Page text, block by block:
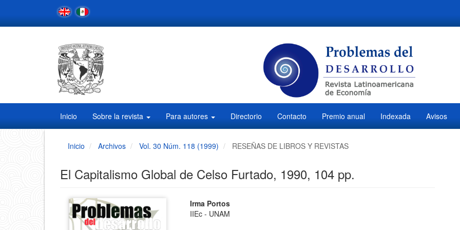
Contenido
Inicio Sobre la revista Para autores Directorio Contacto Premio anual Indexada Avisos
Inicio Archivos Vol. 30 Núm. 118 (1999) RESEÑAS DE LIBROS Y REVISTAS
El Capitalismo Global de Celso Furtado, 1990, 104 pp.
Barra
Contenido
Irma Portos
IIEc - UNAM